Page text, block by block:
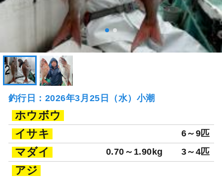
釣行日：2026年3月25日（水）小潮
ホウボウ
イサキ
6～9匹
マダイ 0.70～1.90kg 3～4匹
アジ